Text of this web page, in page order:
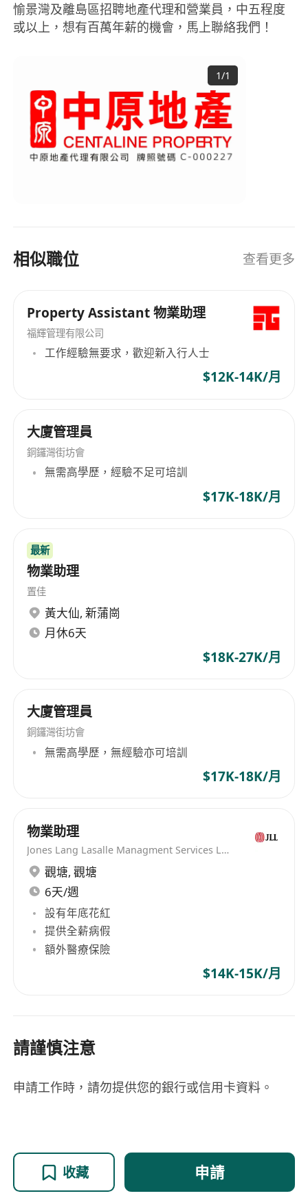
即時上班
＃有大量晉升機會及在職培訓課程
點解要選擇將軍澳？？？
因近年政府重點發展將軍澳區
- 政府重點打造將軍澳為新市鎮，配套完善，衣食住
行，一應俱全
- 大型商場，滿足客人生活所需
- 知名國際學府，吸引優質客人進駐
- 出生率高及分支家庭，強大換樓需求
- 樓齡新且間格多完化，由開放式至5房，任客人選
2025年之後
日出康城十二期 約2000伙
日出康城十三期 約2550伙
黎緊仲有成最少8000伙搵錢機會
咁好既公司平台。
咁多既公司獎金開單獎金。
#將軍澳 #招聘 #長工 #全職 #兼職 #暑期工 #畢業
#失業 #機會嚟喇飛雲 #招聘 #招聘兼職 #招聘人才
賣 #廢青 #時間自由 #挑戰自己 #畢業快樂 #求職 #
求職中 #專業人士 #中原地產 #職位空缺 #勞工處
愉景灣及離島區招聘地產代理和營業員，中五程度
或以上，想有百萬年薪的機會，馬上聯絡我們！
1/1
相似職位 查看更多
Property Assistant 物業助理
福輝管理有限公司
工作經驗無要求，歡迎新入行人士
$12K-14K/月
大廈管理員
銅鑼灣街坊會
無需高學歷，經驗不足可培訓
$17K-18K/月
最新
物業助理
置佳
黃大仙, 新蒲崗
月休6天
$18K-27K/月
大廈管理員
銅鑼灣街坊會
無需高學歷，無經驗亦可培訓
$17K-18K/月
物業助理
Jones Lang Lasalle Managment Services Limited
觀塘, 觀塘
6天/週
設有年底花紅
提供全薪病假
額外醫療保險
$14K-15K/月
請謹慎注意
申請工作時，請勿提供您的銀行或信用卡資料。
收藏 申請